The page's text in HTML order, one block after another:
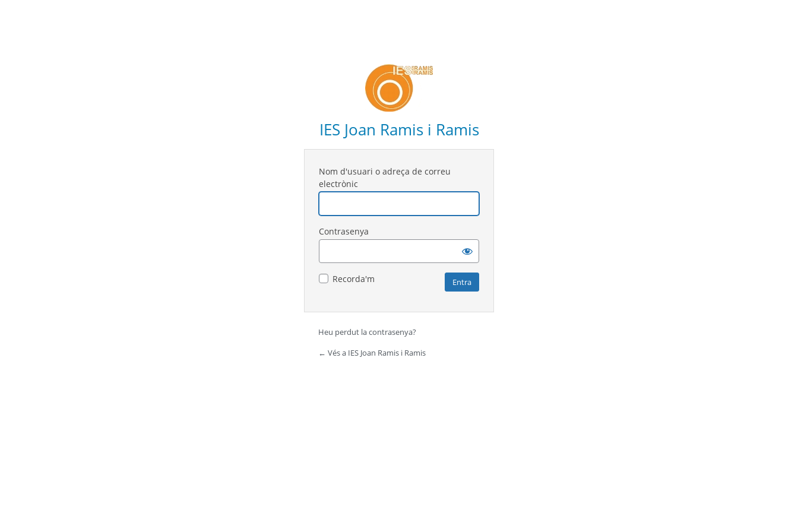
IES Joan Ramis i Ramis
Nom d'usuari o adreça de correu
electrònic
Contrasenya
Recorda'm
Heu perdut la contrasenya?
← Vés a IES Joan Ramis i Ramis